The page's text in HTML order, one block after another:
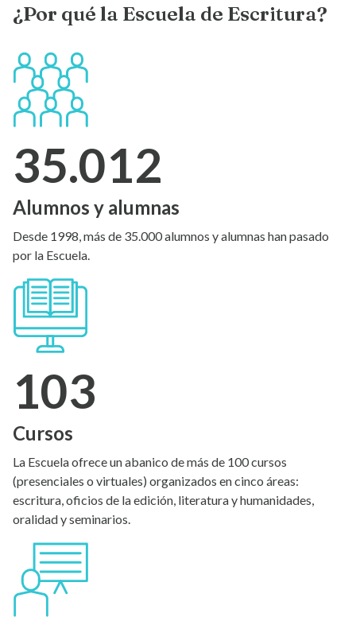
¿Por qué la Escuela de Escritura?
35.012
Alumnos y alumnas
Desde 1998, más de 35.000 alumnos y alumnas han pasado
por la Escuela.
103
Cursos
La Escuela ofrece un abanico de más de 100 cursos
(presenciales o virtuales) organizados en cinco áreas:
escritura, oficios de la edición, literatura y humanidades,
oralidad y seminarios.